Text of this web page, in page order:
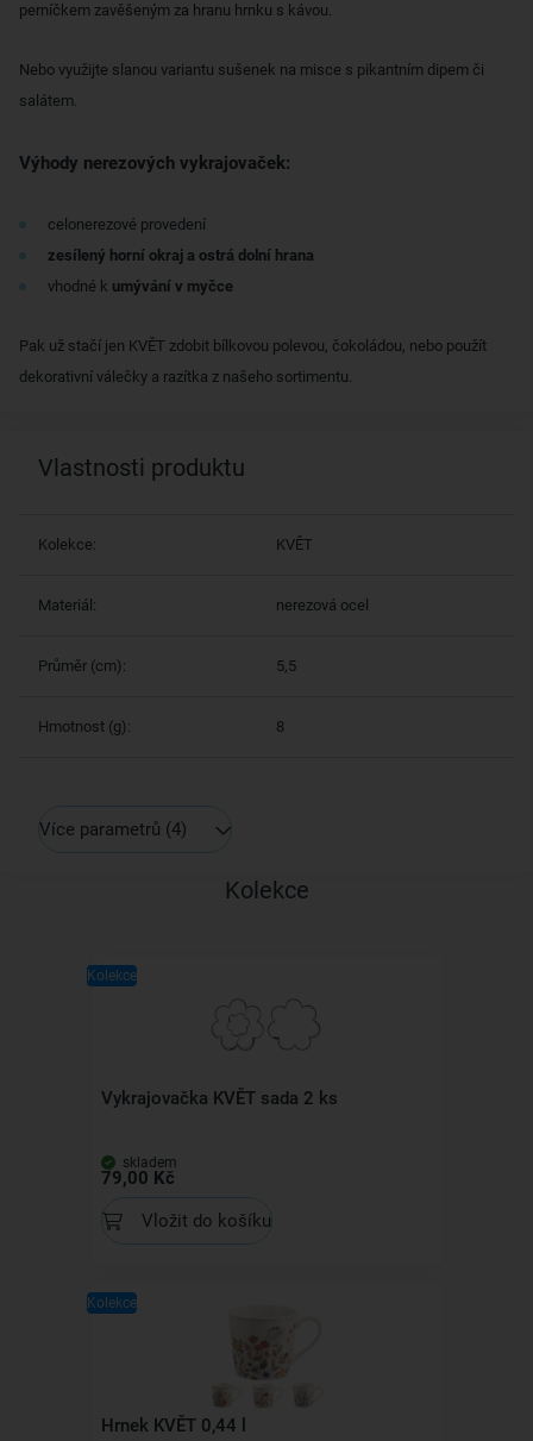
perníčkem zavěšeným za hranu hrnku s kávou.
Nebo využijte slanou variantu sušenek na misce s pikantním dipem či
salátem.
Výhody nerezových vykrajovaček:
celonerezové provedení
zesílený horní okraj a ostrá dolní hrana
vhodné k umývání v myčce
Pak už stačí jen KVĚT zdobit bílkovou polevou, čokoládou, nebo použít
dekorativní válečky a razítka z našeho sortimentu.
Vlastnosti produktu
Kolekce: KVĚT
Materiál: nerezová ocel
Průměr (cm): 5,5
Hmotnost (g): 8
Více parametrů (4)
Kolekce
Kolekce
Vykrajovačka KVĚT sada 2 ks
skladem
79,00 Kč
Vložit do košíku
Kolekce
Hrnek KVĚT 0,44 l